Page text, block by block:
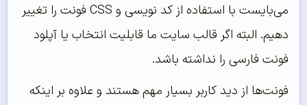
می‌بایست با استفاده از کد نویسی و CSS فونت را تغییر
دهیم. البته اگر قالب سایت ما قابلیت انتخاب یا آپلود
فونت فارسی را نداشته باشد.
فونت‌ها از دید کاربر بسیار مهم هستند و علاوه بر اینکه